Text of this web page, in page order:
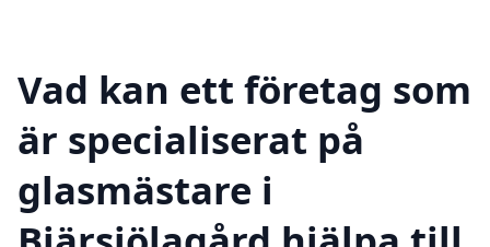
Vad kan ett företag som
är specialiserat på
glasmästare i